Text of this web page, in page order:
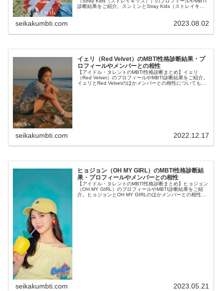
診断結果をご紹介。スンミンとStray Kids（ストレイキッ
seikakumbti.com 2023.08.02
イェリ（Red Velvet）のMBTI性格診断結果・プ
ロフィールやメンバーとの相性
【アイドル・タレントのMBTI性格診断まとめ】イェリ
（Red Velvet）のプロフィールやMBTI診断結果をご紹介。
イェリとRed Velvetのほかメンバーとの相性についても紹
seikakumbti.com 2022.12.17
ヒョジョン（OH MY GIRL）のMBTI性格診断結
果・プロフィールやメンバーとの相性
【アイドル・タレントのMBTI性格診断まとめ】ヒョジョン
（OH MY GIRL）のプロフィールやMBTI診断結果をご紹
介。ヒョジョンとOH MY GIRLのほかメンバーとの相性に
seikakumbti.com 2023.05.21